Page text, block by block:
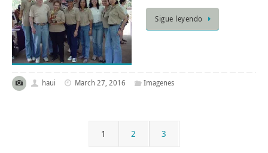
Sigue leyendo
haui March 27, 2016 Imagenes
1 2 3